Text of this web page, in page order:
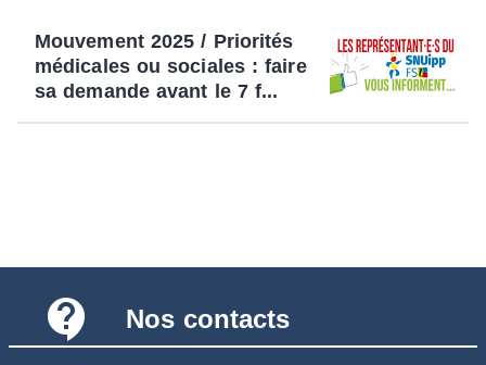
Mouvement 2025 / Priorités
médicales ou sociales : faire
sa demande avant le 7 f...
contact_support Nos contacts